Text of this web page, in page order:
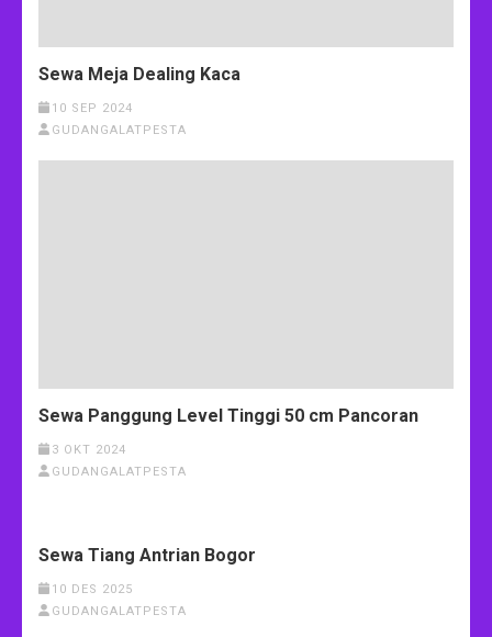
Sewa Meja Dealing Kaca
10 SEP 2024
GUDANGALATPESTA
Sewa Panggung Level Tinggi 50 cm Pancoran
3 OKT 2024
GUDANGALATPESTA
Sewa Tiang Antrian Bogor
10 DES 2025
GUDANGALATPESTA